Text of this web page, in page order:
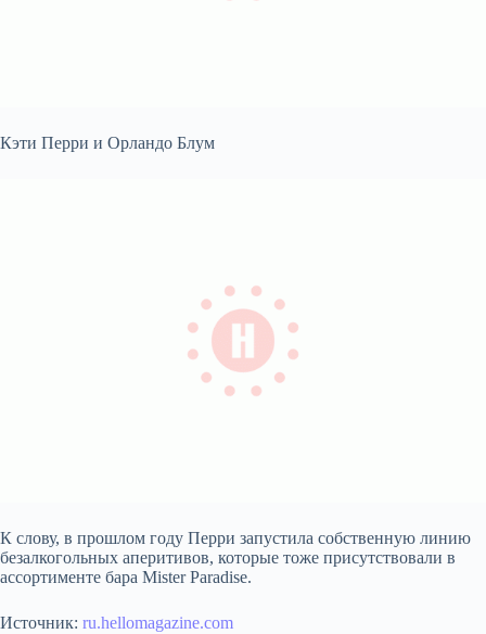
Кэти Перри и Орландо Блум
К слову, в прошлом году Перри запустила собственную линию
безалкогольных аперитивов, которые тоже присутствовали в
ассортименте бара Mister Paradise.
Источник: ru.hellomagazine.com